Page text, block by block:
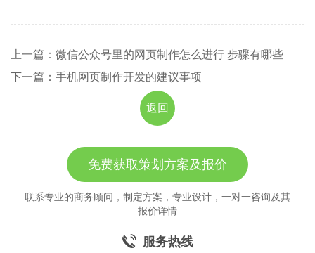
上一篇：微信公众号里的网页制作怎么进行 步骤有哪些
下一篇：手机网页制作开发的建议事项
返回
免费获取策划方案及报价
联系专业的商务顾问，制定方案，专业设计，一对一咨询及其
报价详情
服务热线